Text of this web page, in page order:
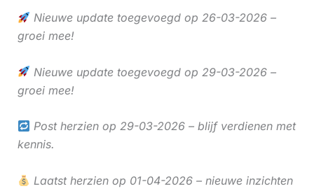
Nieuwe update toegevoegd op 26-03-2026 –
groei mee!
Nieuwe update toegevoegd op 29-03-2026 –
groei mee!
Post herzien op 29-03-2026 – blijf verdienen met
kennis.
Laatst herzien op 01-04-2026 – nieuwe inzichten